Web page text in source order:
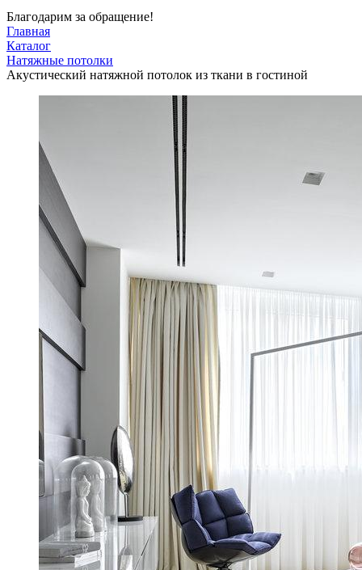
Благодарим за обращение!
Главная
Каталог
Натяжные потолки
Акустический натяжной потолок из ткани в гостиной